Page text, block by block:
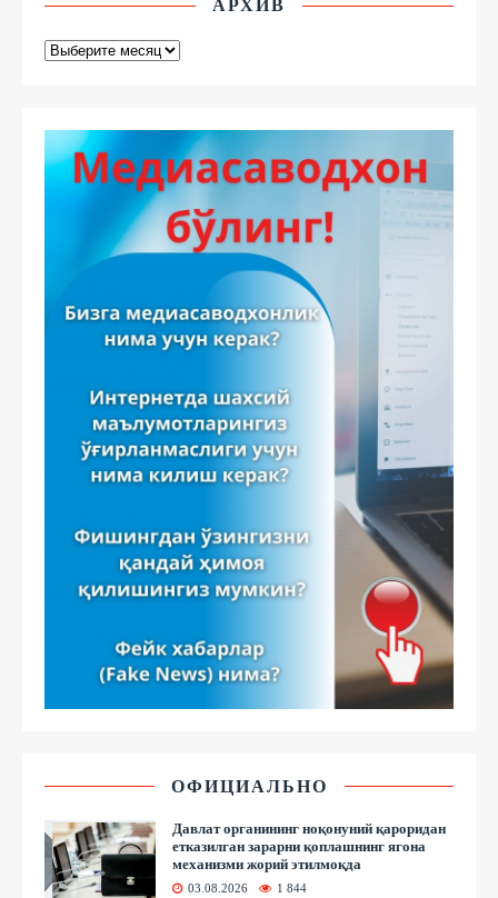
АРХИВ
ОФИЦИАЛЬНО
Давлат органининг ноқонуний қароридан
етказилган зарарни қоплашнинг ягона
механизми жорий этилмоқда
03.08.2026 1 844